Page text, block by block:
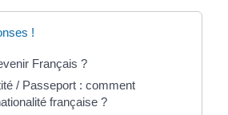
!
Français ?
/ Passeport : comment
française ?